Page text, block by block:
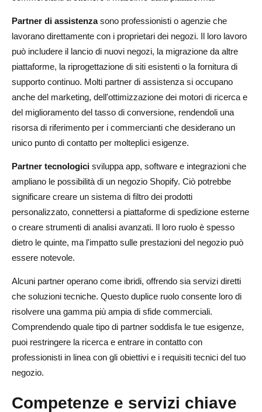
Partner di assistenzasono professionisti o agenzie che
lavorano direttamente con i proprietari dei negozi. Il loro lavoro
può includere il lancio di nuovi negozi, la migrazione da altre
piattaforme, la riprogettazione di siti esistenti o la fornitura di
supporto continuo. Molti partner di assistenza si occupano
anche del marketing, dell'ottimizzazione dei motori di ricerca e
del miglioramento del tasso di conversione, rendendoli una
risorsa di riferimento per i commercianti che desiderano un
unico punto di contatto per molteplici esigenze.
Partner tecnologici sviluppa app, software e integrazioni che
ampliano le possibilità di un negozio Shopify. Ciò potrebbe
significare creare un sistema di filtro dei prodotti
personalizzato, connettersi a piattaforme di spedizione esterne
o creare strumenti di analisi avanzati. Il loro ruolo è spesso
dietro le quinte, ma l'impatto sulle prestazioni del negozio può
essere notevole.
Alcuni partner operano come ibridi, offrendo sia servizi diretti
che soluzioni tecniche. Questo duplice ruolo consente loro di
risolvere una gamma più ampia di sfide commerciali.
Comprendendo quale tipo di partner soddisfa le tue esigenze,
puoi restringere la ricerca e entrare in contatto con
professionisti in linea con gli obiettivi e i requisiti tecnici del tuo
negozio.
Competenze e servizi chiave